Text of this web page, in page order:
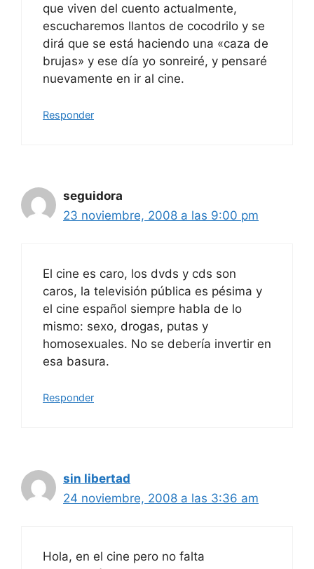
que viven del cuento actualmente,
escucharemos llantos de cocodrilo y se
dirá que se está haciendo una «caza de
brujas» y ese día yo sonreiré, y pensaré
nuevamente en ir al cine.
Responder
seguidora
23 noviembre, 2008 a las 9:00 pm
El cine es caro, los dvds y cds son
caros, la televisión pública es pésima y
el cine español siempre habla de lo
mismo: sexo, drogas, putas y
homosexuales. No se debería invertir en
esa basura.
Responder
sin libertad
24 noviembre, 2008 a las 3:36 am
Hola, en el cine pero no falta